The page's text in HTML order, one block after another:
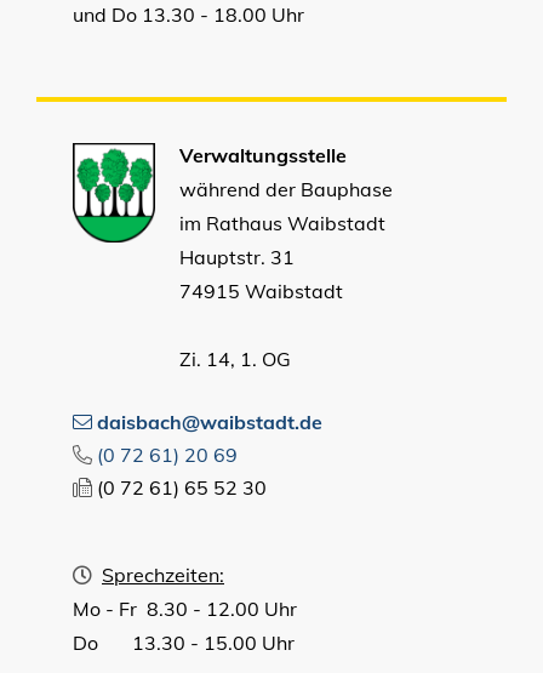
und Do 13.30 - 18.00 Uhr
Verwaltungsstelle
während der Bauphase
im Rathaus Waibstadt
Hauptstr. 31
74915 Waibstadt
Zi. 14, 1. OG
daisbach@waibstadt.de
(0 72 61) 20 69
(0 72 61) 65 52 30
Sprechzeiten:
Mo - Fr 8.30 - 12.00 Uhr
Do 13.30 - 15.00 Uhr